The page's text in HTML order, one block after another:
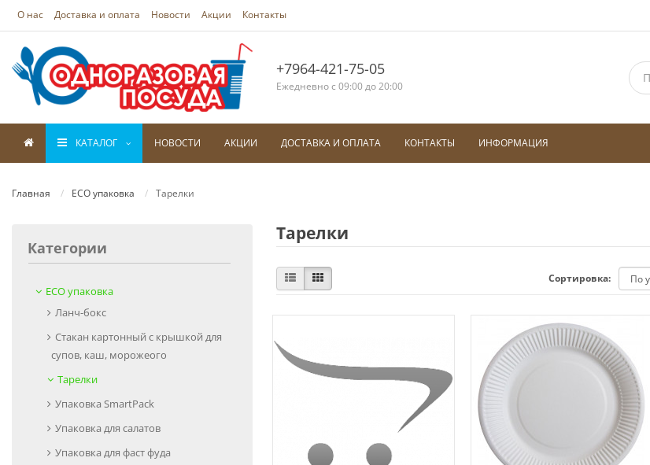
О нас Доставка и оплата Новости Акции Контакты
+7964-421-75-05
Ежедневно с 09:00 до 20:00
КАТАЛОГ НОВОСТИ АКЦИИ ДОСТАВКА И ОПЛАТА КОНТАКТЫ ИНФОРМАЦИЯ
Главная ECO упаковка Тарелки
Категории
ECO упаковка
Ланч-бокс
Стакан картонный с крышкой для
супов, каш, морожеого
Тарелки
Упаковка SmartPack
Упаковка для салатов
Упаковка для фаст фуда
Тарелки
Сортировка: